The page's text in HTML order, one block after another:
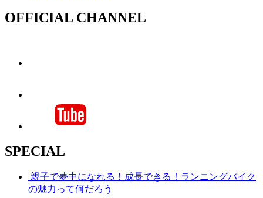
OFFICIAL CHANNEL
SPECIAL
親子で夢中になれる！成長できる！ランニングバイク
の魅力って何だろう